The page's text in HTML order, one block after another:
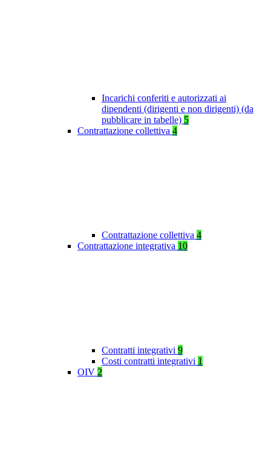
Incarichi conferiti e autorizzati ai
dipendenti (dirigenti e non dirigenti) (da
pubblicare in tabelle) 5
Contrattazione collettiva 4
Contrattazione collettiva 4
Contrattazione integrativa 10
Contratti integrativi 9
Costi contratti integrativi 1
OIV 2